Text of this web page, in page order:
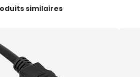
similaires